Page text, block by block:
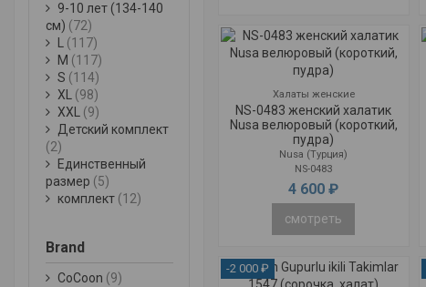
Халаты женские
NS-0483 женский халатик
Nusa велюровый (короткий,
пудра)
Nusa (Турция)
NS-0483
4 600 ₽
смотреть
-2 000 ₽
9-10 лет (134-140
см) (72)
(117)
M (117)
S (114)
XL (98)
XXL (9)
Детский комплект
(2)
Единственный
размер (5)
комплект (12)
Brand
CoCoon (9)